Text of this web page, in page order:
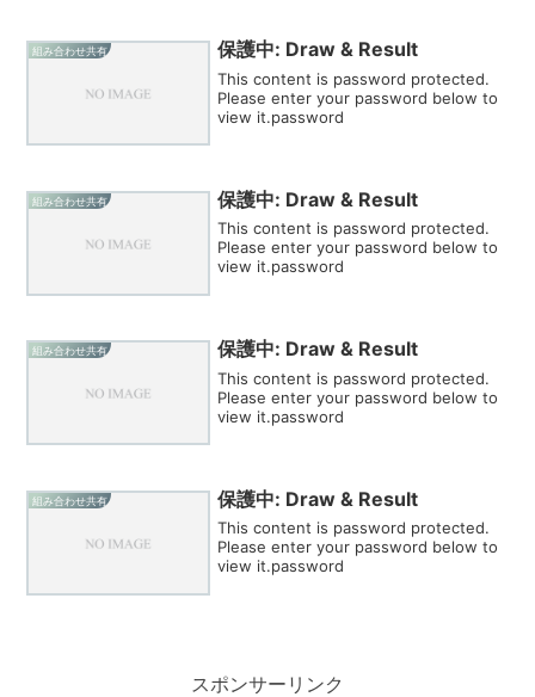
組み合わせ共有 保護中: Draw & Result
This content is password protected.
Please enter your password below to
view it.password
組み合わせ共有 保護中: Draw & Result
This content is password protected.
Please enter your password below to
view it.password
組み合わせ共有 保護中: Draw & Result
This content is password protected.
Please enter your password below to
view it.password
組み合わせ共有 保護中: Draw & Result
This content is password protected.
Please enter your password below to
view it.password
スポンサーリンク